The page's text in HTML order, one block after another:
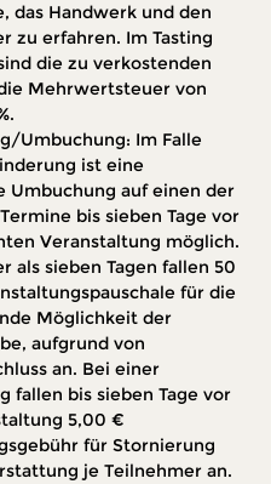
das Handwerk und den
zu erfahren. Im Tasting
die zu verkostenden
Mehrwertsteuer von
Umbuchung: Im Falle
ist eine
Umbuchung auf einen der
bis sieben Tage vor
Veranstaltung möglich.
als sieben Tagen fallen 50
für die
Möglichkeit der
aufgrund von
an. Bei einer
fallen bis sieben Tage vor
5,00 €
für Stornierung
je Teilnehmer an.